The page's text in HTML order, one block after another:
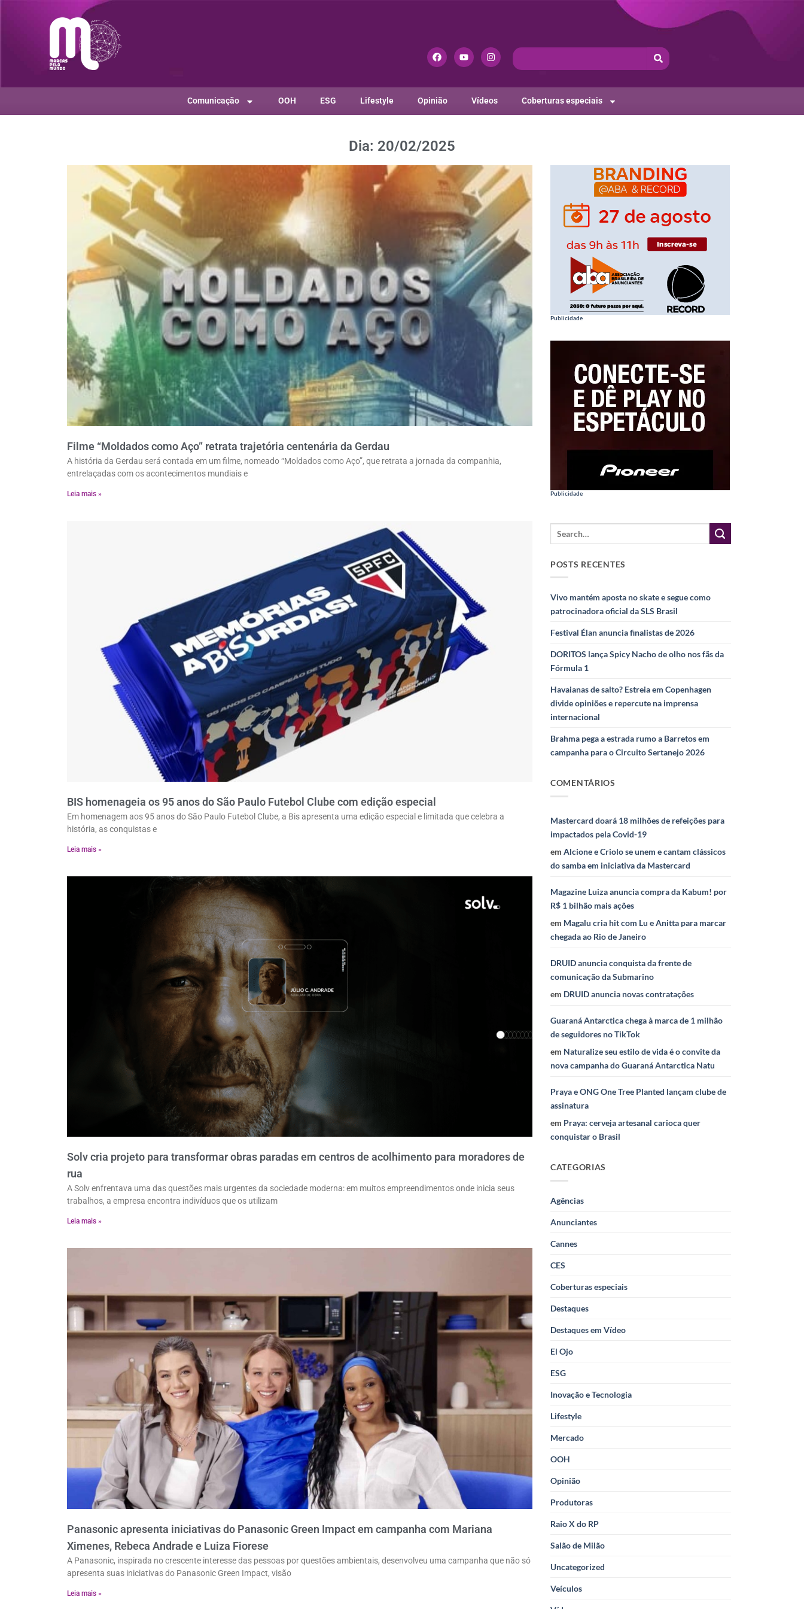
Comunicação OOH ESG Lifestyle Opinião Vídeos Coberturas especiais
Dia: 20/02/2025
Filme “Moldados como Aço” retrata trajetória centenária da Gerdau
A história da Gerdau será contada em um filme, nomeado “Moldados como Aço”, que retrata a jornada da companhia,
entrelaçadas com os acontecimentos mundiais e
Leia mais »
BIS homenageia os 95 anos do São Paulo Futebol Clube com edição especial
Em homenagem aos 95 anos do São Paulo Futebol Clube, a Bis apresenta uma edição especial e limitada que celebra a
história, as conquistas e
Leia mais »
Solv cria projeto para transformar obras paradas em centros de acolhimento para moradores de
rua
A Solv enfrentava uma das questões mais urgentes da sociedade moderna: em muitos empreendimentos onde inicia seus
trabalhos, a empresa encontra indivíduos que os utilizam
Leia mais »
Panasonic apresenta iniciativas do Panasonic Green Impact em campanha com Mariana
Ximenes, Rebeca Andrade e Luiza Fiorese
A Panasonic, inspirada no crescente interesse das pessoas por questões ambientais, desenvolveu uma campanha que não só
apresenta suas iniciativas do Panasonic Green Impact, visão
Leia mais »
Publicidade
Publicidade
POSTS RECENTES
Vivo mantém aposta no skate e segue como
patrocinadora oficial da SLS Brasil
Festival Élan anuncia finalistas de 2026
DORITOS lança Spicy Nacho de olho nos fãs da
Fórmula 1
Havaianas de salto? Estreia em Copenhagen
divide opiniões e repercute na imprensa
internacional
Brahma pega a estrada rumo a Barretos em
campanha para o Circuito Sertanejo 2026
COMENTÁRIOS
Mastercard doará 18 milhões de refeições para
impactados pela Covid-19
em Alcione e Criolo se unem e cantam clássicos
do samba em iniciativa da Mastercard
Magazine Luiza anuncia compra da Kabum! por
R$ 1 bilhão mais ações
em Magalu cria hit com Lu e Anitta para marcar
chegada ao Rio de Janeiro
DRUID anuncia conquista da frente de
comunicação da Submarino
em DRUID anuncia novas contratações
Guaraná Antarctica chega à marca de 1 milhão
de seguidores no TikTok
em Naturalize seu estilo de vida é o convite da
nova campanha do Guaraná Antarctica Natu
Praya e ONG One Tree Planted lançam clube de
assinatura
em Praya: cerveja artesanal carioca quer
conquistar o Brasil
CATEGORIAS
Agências
Anunciantes
Cannes
CES
Coberturas especiais
Destaques
Destaques em Vídeo
El Ojo
ESG
Inovação e Tecnologia
Lifestyle
Mercado
OOH
Opinião
Produtoras
Raio X do RP
Salão de Milão
Uncategorized
Veículos